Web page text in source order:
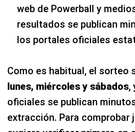
web de Powerball y
resultados se publican
los portales oficiales
Como es habitual, el sorteo
lunes, miércoles y sábados,
oficiales se publican
extracción. Para comprobar